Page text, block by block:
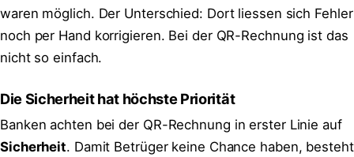
waren möglich. Der Unterschied: Dort liessen sich Fehler
noch per Hand korrigieren. Bei der QR-Rechnung ist das
nicht so einfach.
Die Sicherheit hat höchste Priorität
Banken achten bei der QR-Rechnung in erster Linie auf
Sicherheit. Damit Betrüger keine Chance haben, besteht